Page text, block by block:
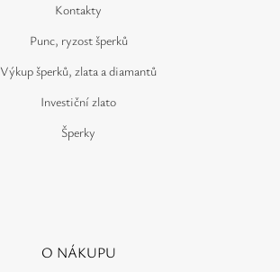
Kontakty
Punc, ryzost šperků
Výkup šperků, zlata a diamantů
Investiční zlato
Šperky
O NÁKUPU